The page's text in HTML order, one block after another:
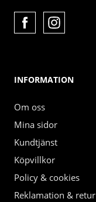
INFORMATION
Om oss
Mina sidor
Kundtjänst
Köpvillkor
Policy & cookies
Reklamation & retur